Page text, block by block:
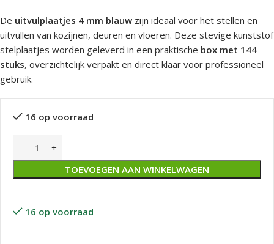
De uitvulplaatjes 4 mm blauw zijn ideaal voor het stellen en
uitvullen van kozijnen, deuren en vloeren. Deze stevige kunststof
stelplaatjes worden geleverd in een praktische box met 144
stuks, overzichtelijk verpakt en direct klaar voor professioneel
gebruik.
16 op voorraad
TOEVOEGEN AAN WINKELWAGEN
16 op voorraad